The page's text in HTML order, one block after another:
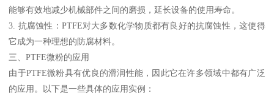
能够有效地减少机械部件之间的磨损，延长设备的使用寿命。
3. 抗腐蚀性：PTFE对大多数化学物质都有良好的抗腐蚀性，这使得
它成为一种理想的防腐材料。
三、PTFE微粉的应用
由于PTFE微粉具有优良的滑润性能，因此它在许多领域中都有广泛
的应用。以下是一些具体的应用实例：